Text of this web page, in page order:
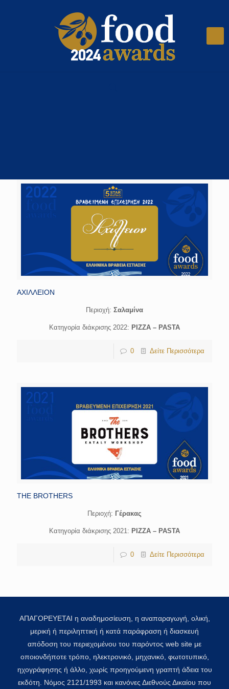
ΑΧΙΛΛΕΙΟΝ
Περιοχή: Σαλαμίνα
Κατηγορία διάκρισης 2022: PIZZA – PASTA
0 Δείτε Περισσότερα
THE BROTHERS
Περιοχή: Γέρακας
Κατηγορία διάκρισης 2021: PIZZA – PASTA
0 Δείτε Περισσότερα
ΑΠΑΓΟΡΕΥΕΤΑΙ η αναδημοσίευση, η αναπαραγωγή, ολική,
μερική ή περιληπτική ή κατά παράφραση ή διασκευή
απόδοση του περιεχομένου του παρόντος web site με
οποιονδήποτε τρόπο, ηλεκτρονικό, μηχανικό, φωτοτυπικό,
ηχογράφησης ή άλλο, χωρίς προηγούμενη γραπτή άδεια του
εκδότη. Νόμος 2121/1993 και κανόνες Διεθνούς Δικαίου που